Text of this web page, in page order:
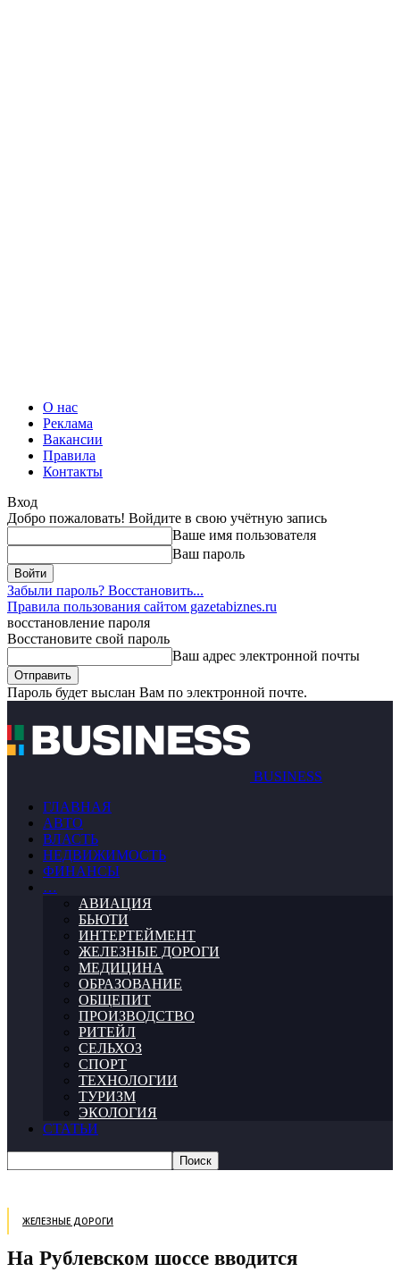
О нас
Реклама
Вакансии
Правила
Контакты
Вход
Добро пожаловать! Войдите в свою учётную запись
Ваше имя пользователя
Ваш пароль
Забыли пароль? Восстановить...
Правила пользования сайтом gazetabiznes.ru
восстановление пароля
Восстановите свой пароль
Ваш адрес электронной почты
Пароль будет выслан Вам по электронной почте.
BUSINESS
ГЛАВНАЯ
АВТО
ВЛАСТЬ
НЕДВИЖИМОСТЬ
ФИНАНСЫ
…
АВИАЦИЯ
БЬЮТИ
ИНТЕРТЕЙМЕНТ
ЖЕЛЕЗНЫЕ ДОРОГИ
МЕДИЦИНА
ОБРАЗОВАНИЕ
ОБЩЕПИТ
ПРОИЗВОДСТВО
РИТЕЙЛ
СЕЛЬХОЗ
СПОРТ
ТЕХНОЛОГИИ
ТУРИЗМ
ЭКОЛОГИЯ
СТАТЬИ
ЖЕЛЕЗНЫЕ ДОРОГИ
На Рублевском шоссе вводится